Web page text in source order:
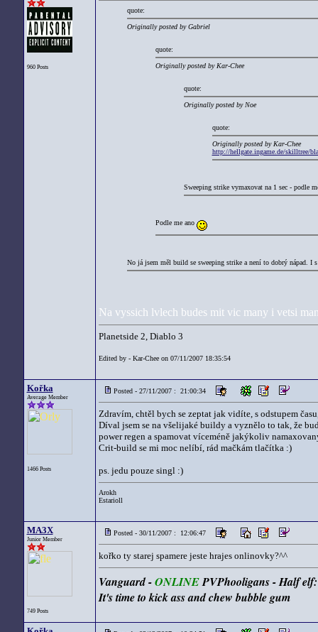
960 Posts
quote:
Originally posted by Gabriel
quote:
Originally posted by Kar-Chee
quote:
Originally posted by Noe
quote:
Originally posted by Kar-Chee
http://hellgate.ingame.de/skilltree/
Sweeping strike vymaxovat na 1 sec - podle
Podle me ano
No já jsem měl build se sweeping strike a není to dobrý nápad. I
Na vyssich lvlech budes mit vic many i vetsi
Planetside 2, Diablo 3
Edited by - Kar-Chee on 07/11/2007 18:35:54
Kořka
Average Member
1466 Posts
Posted - 27/11/2007 : 21:00:34
Zdravím, chtěl bych se zeptat jak vidíte, s odstupem
Díval jsem se na všelijaké buildy a vyznělo to tak, že
power regen a spamovat víceméně jakýkoliv
Crit-build se mi moc nelíbí, rád mačkám tlačítka :)
ps. jedu pouze singl :)
Arokh
Estarioll
MA3X
Junior Member
749 Posts
Posted - 30/11/2007 : 12:06:47
kořko ty starej spamere jeste hrajes onlinovky?^^
Vanguard -ONLINEPVPhooligans - Half
It's time to kick ass and chew bubble gum